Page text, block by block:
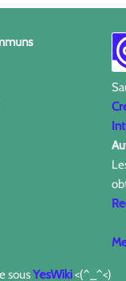
sousYesWiki<(^_^<)